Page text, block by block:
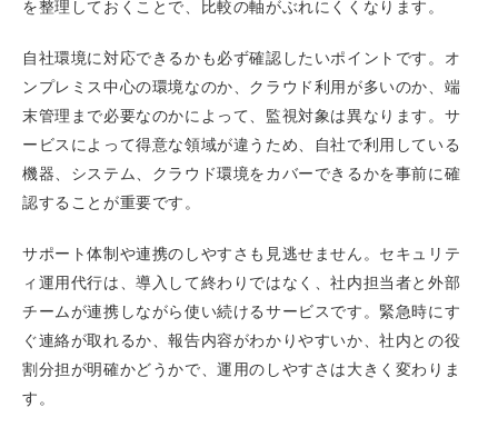
を整理しておくことで、比較の軸がぶれにくくなります。
自社環境に対応できるかも必ず確認したいポイントです。オ
ンプレミス中心の環境なのか、クラウド利用が多いのか、端
末管理まで必要なのかによって、監視対象は異なります。サ
ービスによって得意な領域が違うため、自社で利用している
機器、システム、クラウド環境をカバーできるかを事前に確
認することが重要です。
サポート体制や連携のしやすさも見逃せません。セキュリテ
ィ運用代行は、導入して終わりではなく、社内担当者と外部
チームが連携しながら使い続けるサービスです。緊急時にす
ぐ連絡が取れるか、報告内容がわかりやすいか、社内との役
割分担が明確かどうかで、運用のしやすさは大きく変わりま
す。